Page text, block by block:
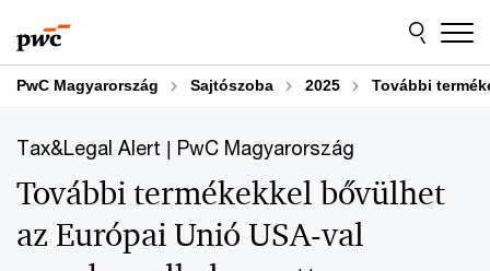
to
content
to
footer
PwC Magyarország Sajtószoba 2025 További
Tax&Legal Alert | PwC Magyarország
További termékekkel bővülhet
az Európai Unió USA-val